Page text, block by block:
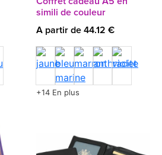
simili de couleur
A partir de 44.12 €
+14 En plus